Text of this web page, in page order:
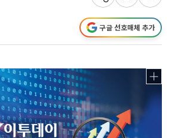
구글 선호매체 추가